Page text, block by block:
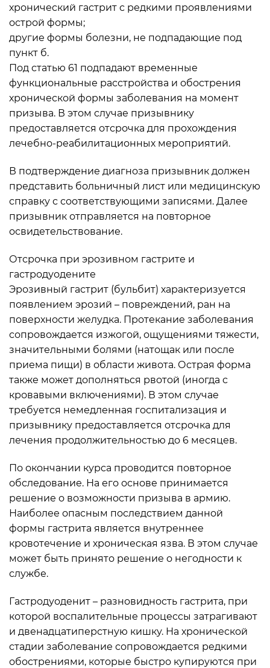
хронический гастрит с редкими проявлениями
острой формы;
другие формы болезни, не подпадающие под
пункт б.
Под статью 61 подпадают временные
функциональные расстройства и обострения
хронической формы заболевания на момент
призыва. В этом случае призывнику
предоставляется отсрочка для прохождения
лечебно-реабилитационных мероприятий.
В подтверждение диагноза призывник должен
представить больничный лист или медицинскую
справку с соответствующими записями. Далее
призывник отправляется на повторное
освидетельствование.
Отсрочка при эрозивном гастрите и
гастродуодените
Эрозивный гастрит (бульбит) характеризуется
появлением эрозий – повреждений, ран на
поверхности желудка. Протекание заболевания
сопровождается изжогой, ощущениями тяжести,
значительными болями (натощак или после
приема пищи) в области живота. Острая форма
также может дополняться рвотой (иногда с
кровавыми включениями). В этом случае
требуется немедленная госпитализация и
призывнику предоставляется отсрочка для
лечения продолжительностью до 6 месяцев.
По окончании курса проводится повторное
обследование. На его основе принимается
решение о возможности призыва в армию.
Наиболее опасным последствием данной
формы гастрита является внутреннее
кровотечение и хроническая язва. В этом случае
может быть принято решение о негодности к
службе.
Гастродуоденит – разновидность гастрита, при
которой воспалительные процессы затрагивают
и двенадцатиперстную кишку. На хронической
стадии заболевание сопровождается редкими
обострениями, которые быстро купируются при